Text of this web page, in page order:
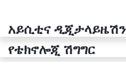
አይሲቲና ዲጂታላይዜሽን
የቴክኖሎጂ ሽግግር